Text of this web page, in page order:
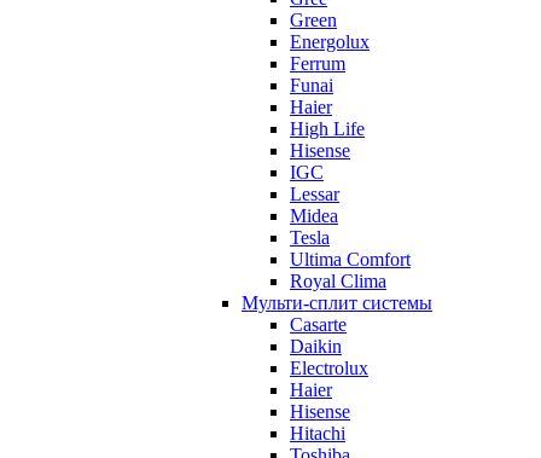
Green
Energolux
Ferrum
Funai
Haier
High Life
Hisense
IGC
Lessar
Midea
Tesla
Ultima Comfort
Royal Clima
Мульти-сплит системы
Casarte
Daikin
Electrolux
Haier
Hisense
Hitachi